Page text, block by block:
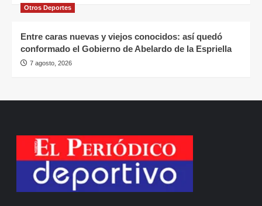
Otros Deportes
Entre caras nuevas y viejos conocidos: así quedó
conformado el Gobierno de Abelardo de la Espriella
7 agosto, 2026